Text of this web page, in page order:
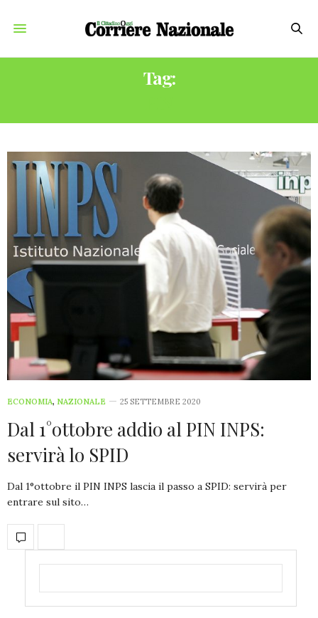
Tag:
ECONOMIA, NAZIONALE 25 SETTEMBRE 2020
Dal 1°ottobre addio al PIN INPS:
servirà lo SPID
Dal 1°ottobre il PIN INPS lascia il passo a SPID: servirà per
entrare sul sito…